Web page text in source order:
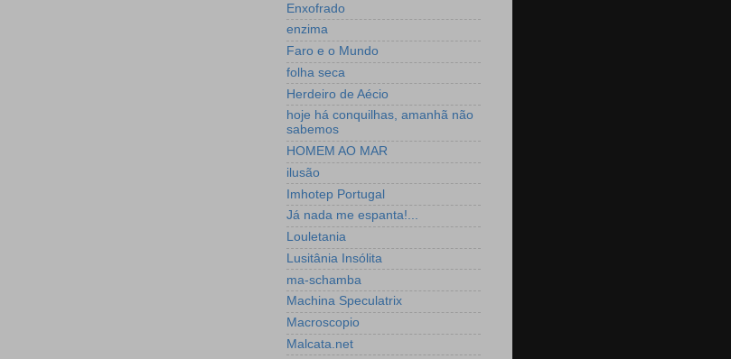
Enxofrado
enzima
Faro e o Mundo
folha seca
Herdeiro de Aécio
hoje há conquilhas, amanhã não
sabemos
HOMEM AO MAR
ilusão
Imhotep Portugal
Já nada me espanta!...
Louletania
Lusitânia Insólita
ma-schamba
Machina Speculatrix
Macroscopio
Malcata.net